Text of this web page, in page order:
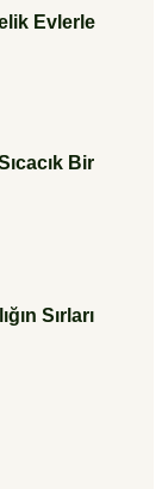
Evlerle
Bir
Sırları